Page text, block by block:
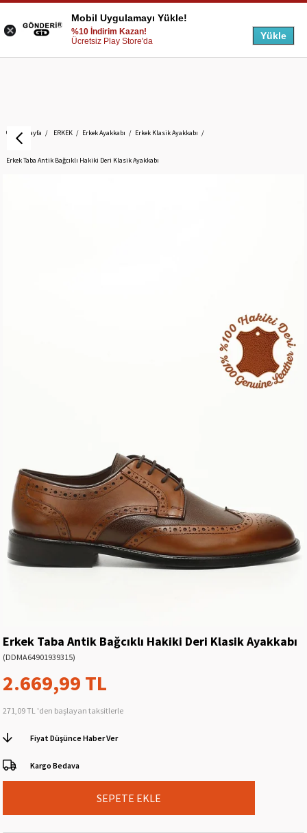
Anasayfa ERKEK Erkek Ayakkabı Erkek Klasik Ayakkabı
Erkek Taba Antik Bağcıklı Hakiki Deri Klasik Ayakkabı
Erkek Taba Antik Bağcıklı Hakiki Deri Klasik Ayakkabı
(DDMA64901939315)
2.669,99 TL
271,09 TL 'den başlayan taksitlerle
Fiyat Düşünce Haber Ver
Kargo Bedava
Mobil Uygulamayı Yükle!
%10 İndirim Kazan!
Ücretsiz Play Store'da
Yükle